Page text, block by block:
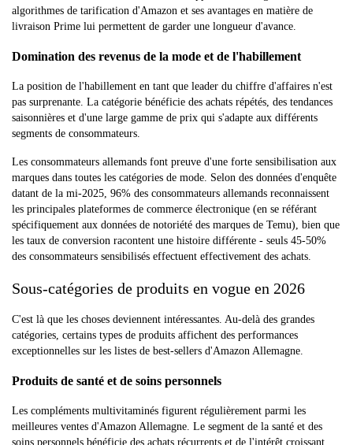
algorithmes de tarification d'Amazon et ses avantages en matière de
livraison Prime lui permettent de garder une longueur d'avance.
Domination des revenus de la mode et de l'habillement
La position de l'habillement en tant que leader du chiffre d'affaires n'est
pas surprenante. La catégorie bénéficie des achats répétés, des tendances
saisonnières et d'une large gamme de prix qui s'adapte aux différents
segments de consommateurs.
Les consommateurs allemands font preuve d'une forte sensibilisation aux
marques dans toutes les catégories de mode. Selon des données d'enquête
datant de la mi-2025, 96% des consommateurs allemands reconnaissent
les principales plateformes de commerce électronique (en se référant
spécifiquement aux données de notoriété des marques de Temu), bien que
les taux de conversion racontent une histoire différente - seuls 45-50%
des consommateurs sensibilisés effectuent effectivement des achats.
Sous-catégories de produits en vogue en 2026
C'est là que les choses deviennent intéressantes. Au-delà des grandes
catégories, certains types de produits affichent des performances
exceptionnelles sur les listes de best-sellers d'Amazon Allemagne.
Produits de santé et de soins personnels
Les compléments multivitaminés figurent régulièrement parmi les
meilleures ventes d'Amazon Allemagne. Le segment de la santé et des
soins personnels bénéficie des achats récurrents et de l'intérêt croissant